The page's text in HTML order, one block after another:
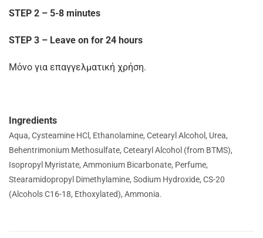
STEP 2 – 5-8 minutes
STEP 3 – Leave on for 24 hours
Μόνο για επαγγελματική χρήση.
Ingredients
Aqua, Cysteamine HCl, Ethanolamine, Cetearyl Alcohol, Urea,
Behentrimonium Methosulfate, Cetearyl Alcohol (from BTMS),
Isopropyl Myristate, Ammonium Bicarbonate, Perfume,
Stearamidopropyl Dimethylamine, Sodium Hydroxide, CS-20
(Alcohols C16-18, Ethoxylated), Ammonia.